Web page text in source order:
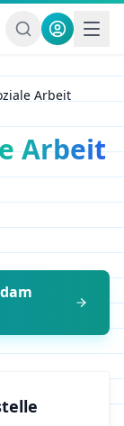
Arbeit
Arbeit